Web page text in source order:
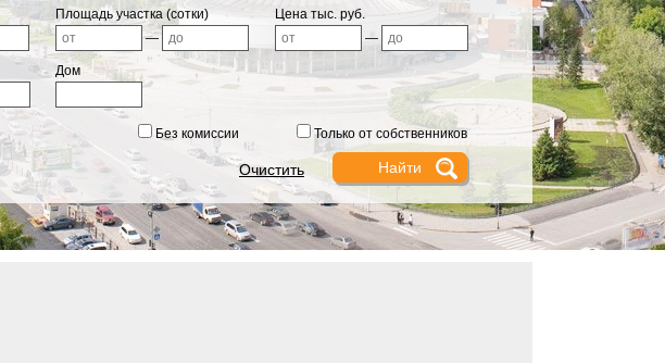
Площадь участка (сотки)
—
Цена тыс. руб.
—
Дом
Без комиссии Только от собственников
Очистить